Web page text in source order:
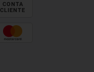
CONTA
CLIENTE